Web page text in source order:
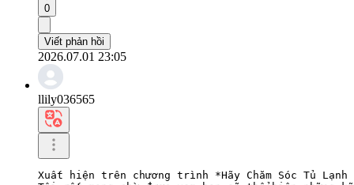
0
Viết phản hồi
2026.07.01 23:05
llily036565
Xuất hiện trên chương trình *Hãy Chăm Sóc Tủ Lạnh